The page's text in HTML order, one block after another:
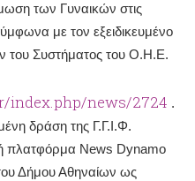
των Γυναικών στις
με τον εξειδικευμένο
του Συστήματος του Ο.Η.Ε.
index.php/news/2724 .
δράση της Γ.Γ.Ι.Φ.
πλατφόρμα News Dynamo
Δήμου Αθηναίων ως